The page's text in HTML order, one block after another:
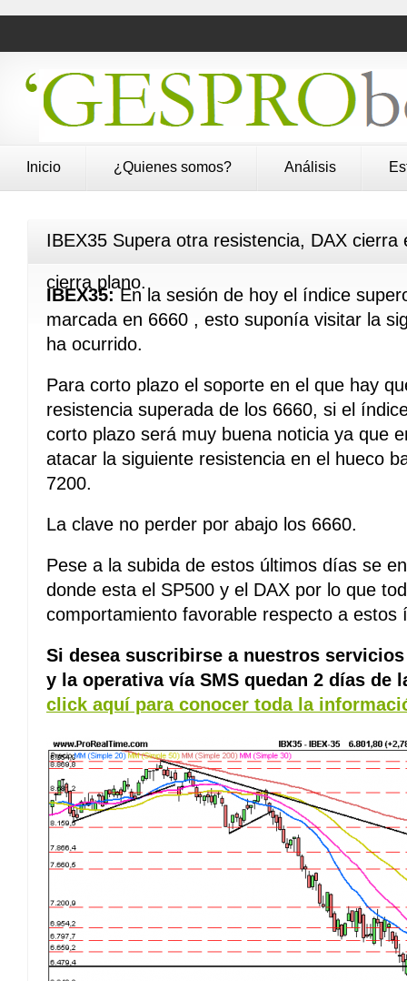
Inicio ¿Quienes somos? Análisis
IBEX35 Supera otra resistencia, DAX
cierra plano.
IBEX35:En la sesión de hoy el índice
marcada en 6660 , esto suponía visitar la
ha ocurrido.
Para corto plazo el soporte en el que hay
resistencia superada de los 6660, si el
corto plazo será muy buena noticia ya que
atacar la siguiente resistencia en el hueco
7200.
La clave no perder por abajo los 6660.
Pese a la subida de estos últimos días se
donde esta el SP500 y el DAX por lo que
comportamiento favorable respecto a estos
Si desea suscribirse a nuestros
y la operativa vía SMS quedan 2 días de
click aquí para conocer toda la